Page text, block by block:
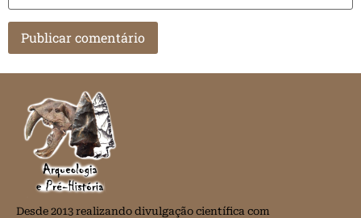
Desde 2013 realizando divulgação científica com